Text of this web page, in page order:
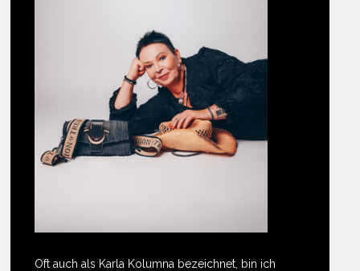
Oft auch als Karla Kolumna bezeichnet, bin ich